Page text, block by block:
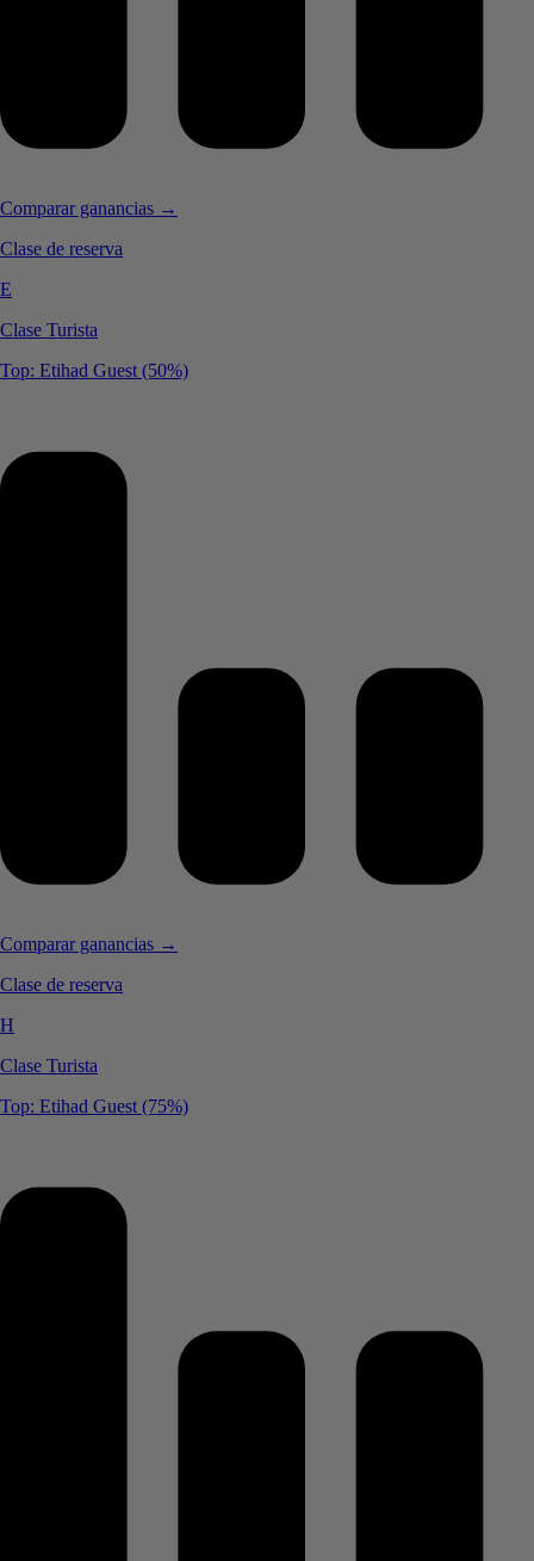
Comparar ganancias →
Clase de reserva
E
Clase Turista
Top: Etihad Guest (50%)
Comparar ganancias →
Clase de reserva
H
Clase Turista
Top: Etihad Guest (75%)